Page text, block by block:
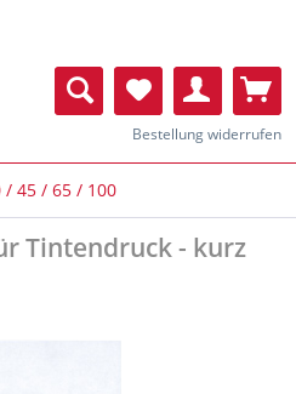
Bestellung widerrufen
/ 45 / 65 / 100
Tintendruck - kurz